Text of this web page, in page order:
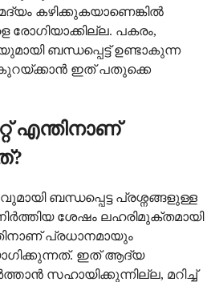
കഴിക്കുകയാണെങ്കിൽ
രോഗിയാക്കില്ല. പകരം,
ബന്ധപ്പെട്ട് ഉണ്ടാകുന്ന
ഇത് പതുക്കെ
എന്തിനാണ്
ബന്ധപ്പെട്ട പ്രശ്നങ്ങളുള്ള
ശേഷം ലഹരിമുക്തമായി
പ്രധാനമായും
ഇത് ആദ്യ
സഹായിക്കുന്നില്ല, മറിച്ച്